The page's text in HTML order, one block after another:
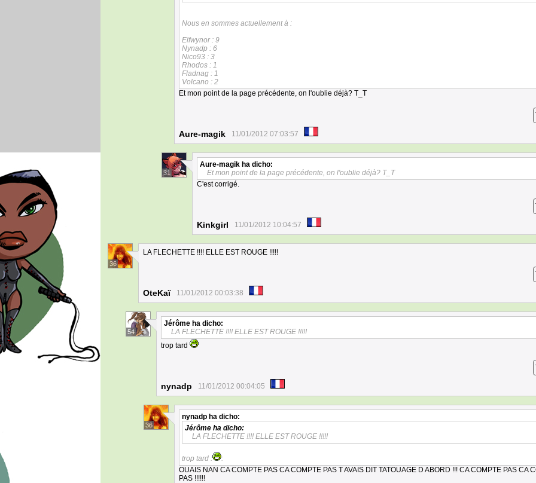
Nous en sommes actuellement à :
Elfwynor : 9
Nynadp : 6
Nico93 : 3
Rhodos : 1
Fladnag : 1
Volcano : 2
Et mon point de la page précédente, on l'oublie déjà? T_T
Aure-magik 11/01/2012 07:03:57
31
Aure-magik ha dicho:
Et mon point de la page précédente, on l'oublie déjà? T_T
C'est corrigé.
Kinkgirl 11/01/2012 10:04:57
36
LA FLECHETTE !!!! ELLE EST ROUGE !!!!!
OteKaï 11/01/2012 00:03:38
54
Jérôme ha dicho:
LA FLECHETTE !!!! ELLE EST ROUGE !!!!!
trop tard
nynadp 11/01/2012 00:04:05
36
nynadp ha dicho:
Jérôme ha dicho:
LA FLECHETTE !!!! ELLE EST ROUGE !!!!!
trop tard :
:
OUAIS NAN CA COMPTE PAS CA COMPTE PAS T AVAIS DIT TATOUAGE D ABORD !!! CA COMPTE PAS CA
PAS !!!!!!